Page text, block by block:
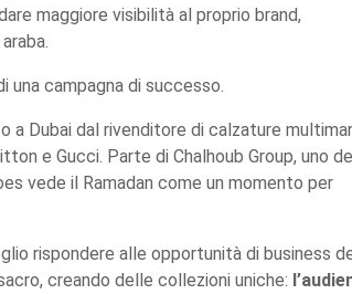
maggiore visibilità al proprio brand,
una campagna di successo.
a Dubai dal rivenditore di calzature
e Gucci. Parte di Chalhoub Group, uno
vede il Ramadan come un momento per
rispondere alle opportunità di business
creando delle collezioni uniche: